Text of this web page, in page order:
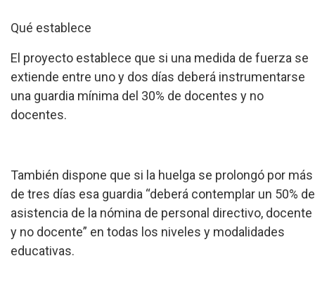
Qué establece
El proyecto establece que si una medida de fuerza se
extiende entre uno y dos días deberá instrumentarse
una guardia mínima del 30% de docentes y no
docentes.
También dispone que si la huelga se prolongó por más
de tres días esa guardia “deberá contemplar un 50% de
asistencia de la nómina de personal directivo, docente
y no docente” en todas los niveles y modalidades
educativas.